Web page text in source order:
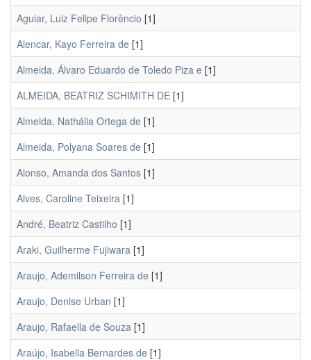
Aguiar, Luiz Felipe Florêncio [1]
Alencar, Kayo Ferreira de [1]
Almeida, Álvaro Eduardo de Toledo Piza e [1]
ALMEIDA, BEATRIZ SCHIMITH DE [1]
Almeida, Nathália Ortega de [1]
Almeida, Polyana Soares de [1]
Alonso, Amanda dos Santos [1]
Alves, Caroline Teixeira [1]
André, Beatriz Castilho [1]
Araki, Guilherme Fujiwara [1]
Araujo, Ademilson Ferreira de [1]
Araujo, Denise Urban [1]
Araujo, Rafaella de Souza [1]
Araújo, Isabella Bernardes de [1]